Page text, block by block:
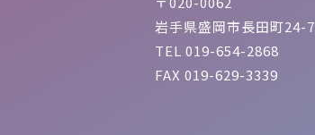
岩手県盛岡市長田町24-7
TEL 019-654-2868
FAX 019-629-3339